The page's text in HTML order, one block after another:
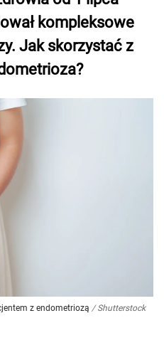
kompleksowe
Jak skorzystać z
z endometriozą / Shutterstock